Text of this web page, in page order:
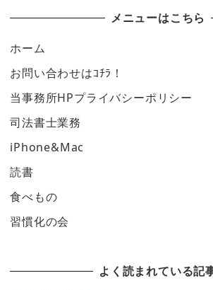
メニューはこちら
ホーム
お問い合わせはｺﾁﾗ！
当事務所HPプライバシーポリシー
司法書士業務
iPhone&Mac
読書
食べもの
習慣化の会
よく読まれている記